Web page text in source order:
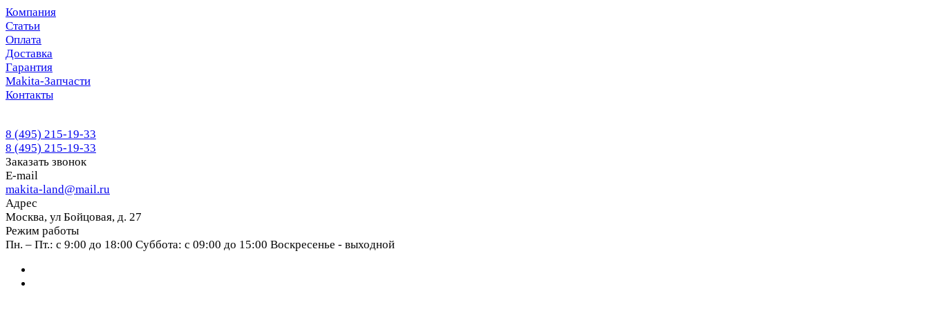
Компания
Статьи
Оплата
Доставка
Гарантия
Makita-Запчасти
Контакты
8 (495) 215-19-33
8 (495) 215-19-33
Заказать звонок
E-mail
makita-land@mail.ru
Адрес
Москва, ул Бойцовая, д. 27
Режим работы
Пн. – Пт.: с 9:00 до 18:00 Суббота: с 09:00 до 15:00 Воскресенье - выходной